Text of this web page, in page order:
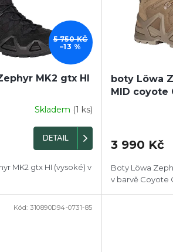
5 750 KČ
–13 %
MK2 gtx HI
Skladem (1 ks)
DETAIL
MK2 gtx HI (vysoké) v
boty Löwa
MID coyote
3 990 Kč
Boty Löwa
v barvě Coyote
Kód:310890D94-0731-85